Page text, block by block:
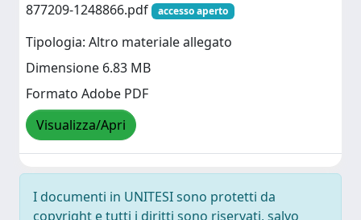
877209-1248866.pdf
accesso aperto
Tipologia: Altro materiale allegato
Dimensione 6.83 MB
Formato Adobe PDF
Visualizza/Apri
I documenti in UNITESI sono protetti da
copyright e tutti i diritti sono riservati, salvo